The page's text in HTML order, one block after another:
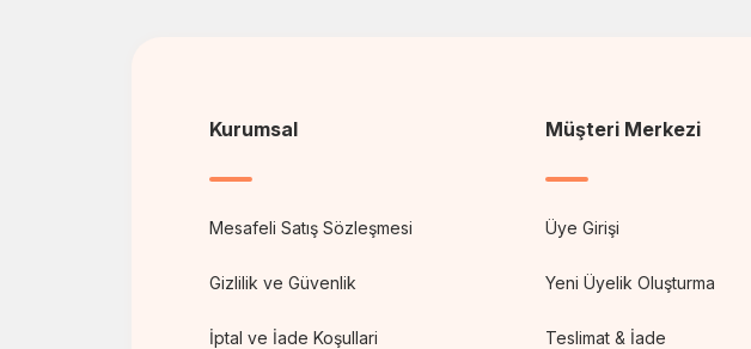
Kurumsal
Mesafeli Satış Sözleşmesi
Gizlilik ve Güvenlik
İptal ve İade Koşullari
Müşteri Merkezi
Üye Girişi
Yeni Üyelik Oluşturma
Teslimat & İade